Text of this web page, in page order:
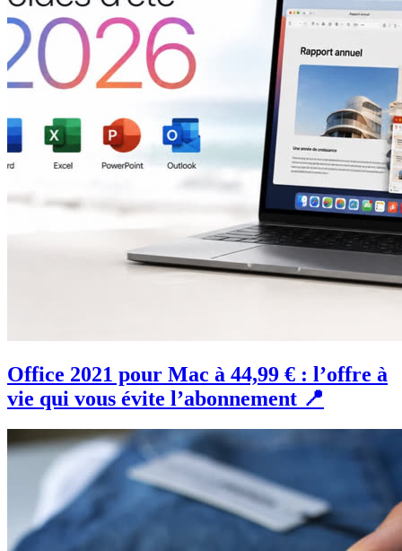
Office 2021 pour Mac à 44,99 € : l’offre à
vie qui vous évite l’abonnement 📍